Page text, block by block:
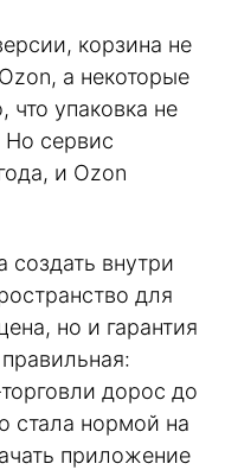
корзина не
а некоторые
что упаковка не
Но сервис
и Ozon
создать внутри
для
но и гарантия
дорос до
стала нормой на
приложение